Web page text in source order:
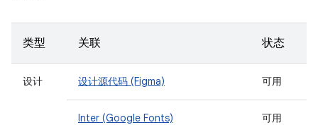
类型 关联 状态
设计 设计源代码 (Figma) 可用
Inter (Google Fonts) 可用